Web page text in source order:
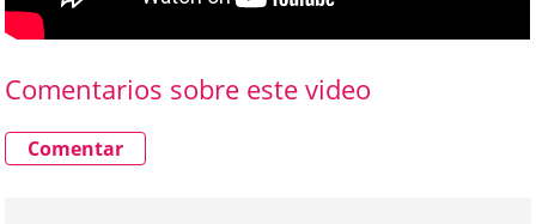
Comentarios sobre este video
Comentar